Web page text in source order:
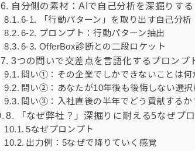
6. 自分側の素材：AIで自己分析を深掘りする
6-1. 「行動パターン」を取り出す自己分析
6-2. プロンプト：行動パターン抽出
6-3. OfferBox診断との二段ロケット
7. 3つの問いで交差点を言語化するプロンプ
問い①：その企業でしかできないことは何
問い②：あなたが10年後も後悔しない選択
問い③：入社直後の半年でどう貢献するか
8. 「なぜ弊社？」深掘りに耐える5なぜプ
5なぜプロンプト
出力例：5なぜで降りていく感覚